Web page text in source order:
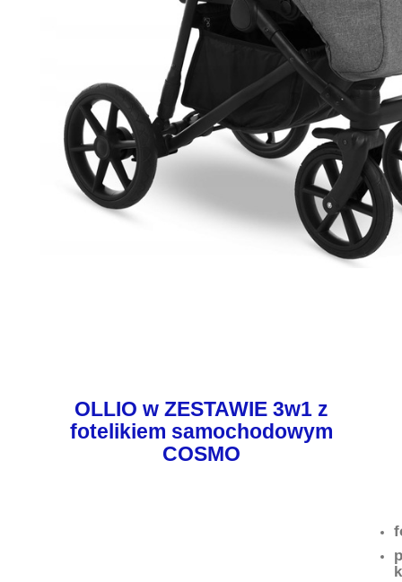
OLLIO w ZESTAWIE 3w1 z
fotelikiem samochodowym
COSMO